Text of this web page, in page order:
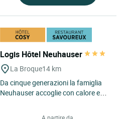
Logis Hôtel Neuhauser
La Broque14 km
Da cinque generazioni la famiglia
Neuhauser accoglie con calore e
A partire da